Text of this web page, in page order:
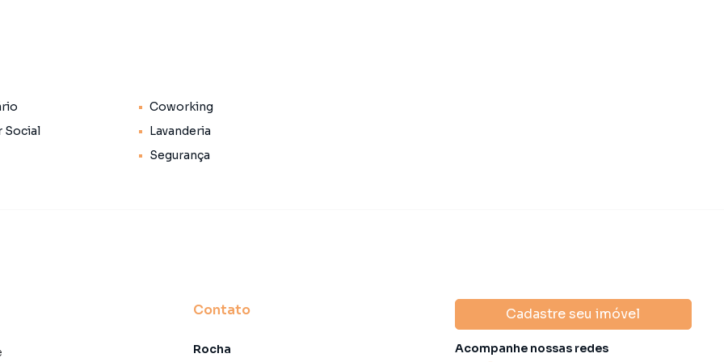
casas residenciais e comerciais,
ou locação, além de empreendimentos em
Coworking
Social
Lavanderia
Segurança
Contato
Rocha
Cadastre seu imóvel
Acompanhe nossas redes